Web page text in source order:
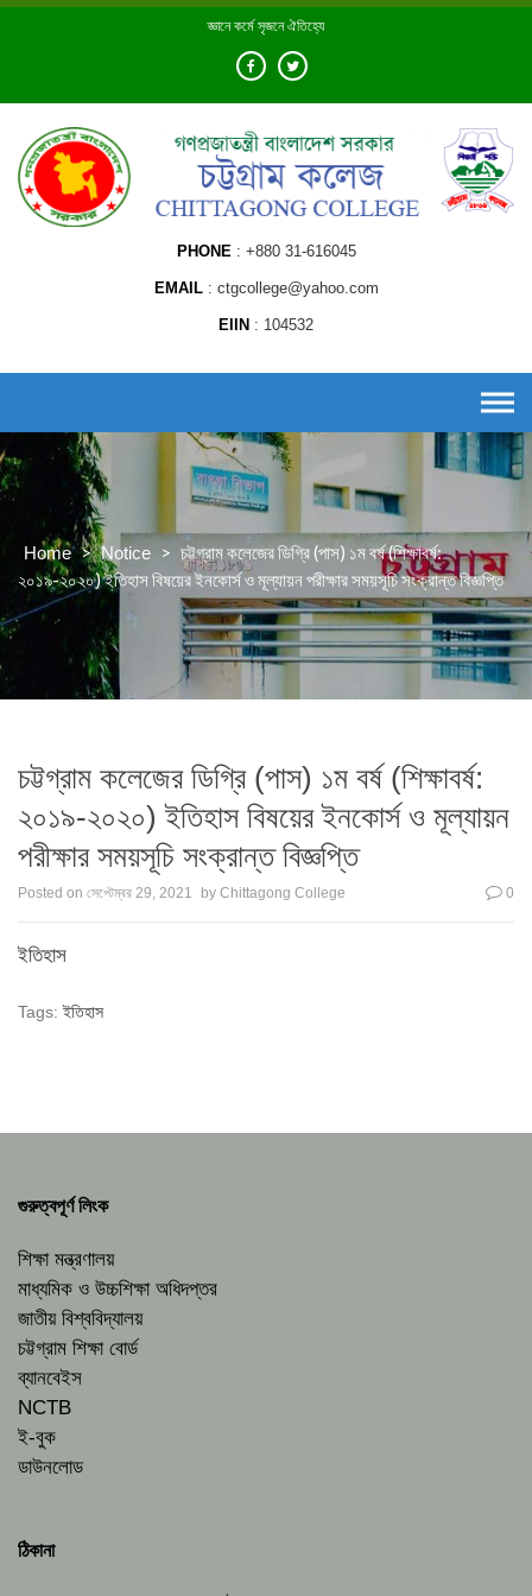
Skip
জ্ঞানে কর্মে সৃজনে ঐতিহ্যে
PHONE +880 31-616045
EMAIL ctgcollege@yahoo.com
EIIN 104532
Home > Notice > চট্টগ্রাম কলেজের ডিগ্রি (পাস) ১ম বর্ষ (শিক্ষাবর্ষ:
২০১৯-২০২০) ইতিহাস বিষয়ের ইনকোর্স ও মূল্যায়ন পরীক্ষার সময়সূচি সংক্রান্ত বিজ্ঞপ্তি
চট্টগ্রাম কলেজের ডিগ্রি (পাস) ১ম বর্ষ (শিক্ষাবর্ষ:
২০১৯-২০২০) ইতিহাস বিষয়ের ইনকোর্স ও মূল্যায়ন
পরীক্ষার সময়সূচি সংক্রান্ত বিজ্ঞপ্তি
Posted on সেপ্টেম্বর 29, 2021 by Chittagong College 0
ইতিহাস
Tags:ইতিহাস
গুরুত্বপূর্ণ লিংক
শিক্ষা মন্ত্রণালয়
মাধ্যমিক ও উচ্চশিক্ষা অধিদপ্তর
জাতীয় বিশ্ববিদ্যালয়
চট্টগ্রাম শিক্ষা বোর্ড
ব্যানবেইস
NCTB
ই-বুক
ডাউনলোড
ঠিকানা